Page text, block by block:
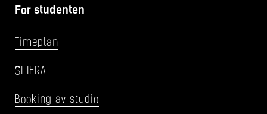
For studenten
Timeplan
SI IFRA
Booking av studio